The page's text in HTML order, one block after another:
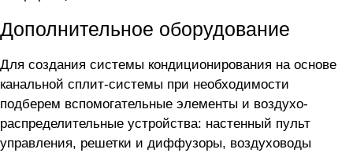
Дополнительное оборудование
Для создания системы кондиционирования на основе
канальной сплит-системы при необходимости
подберем вспомогательные элементы и воздухо-
распределительные устройства: настенный пульт
управления, решетки и диффузоры, воздуховоды